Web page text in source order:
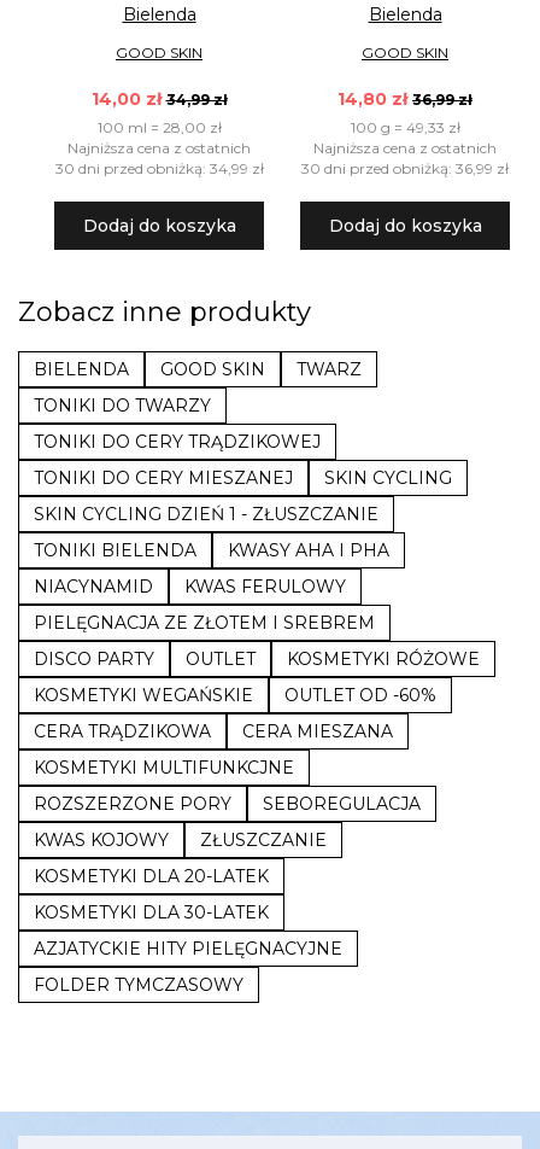
Bielenda
GOOD SKIN
14,00 zł 34,99 zł
100 ml = 28,00 zł
Najniższa cena z ostatnich
30 dni przed obniżką: 34,99 zł
Dodaj do koszyka
Bielenda
GOOD SKIN
14,80 zł 36,99 zł
100 g = 49,33 zł
Najniższa cena z ostatnich
30 dni przed obniżką: 36,99 zł
Dodaj do koszyka
Zobacz inne produkty
BIELENDA GOOD SKIN
TWARZ
TONIKI DO TWARZY
TONIKI DO CERY TRĄDZIKOWEJ
TONIKI DO CERY MIESZANEJ
SKIN CYCLING
SKIN CYCLING DZIEŃ 1 - ZŁUSZCZANIE
TONIKI BIELENDA
KWASY AHA I PHA
NIACYNAMID
KWAS FERULOWY
PIELĘGNACJA ZE ZŁOTEM I SREBREM
DISCO PARTY
OUTLET
KOSMETYKI RÓŻOWE
KOSMETYKI WEGAŃSKIE
OUTLET OD -60%
CERA TRĄDZIKOWA
CERA MIESZANA
KOSMETYKI MULTIFUNKCJNE
ROZSZERZONE PORY
SEBOREGULACJA
KWAS KOJOWY
ZŁUSZCZANIE
KOSMETYKI DLA 20-LATEK
KOSMETYKI DLA 30-LATEK
AZJATYCKIE HITY PIELĘGNACYJNE
FOLDER TYMCZASOWY